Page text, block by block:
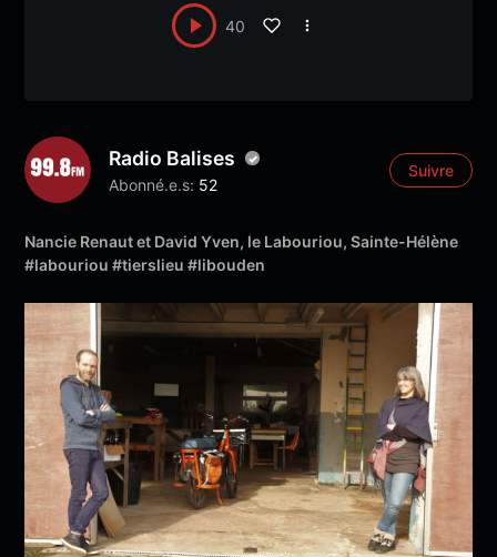
40
Radio Balises
Abonné.e.s: 52
Suivre
Nancie Renaut et David Yven, le Labouriou, Sainte-Hélène
#labouriou #tierslieu #libouden